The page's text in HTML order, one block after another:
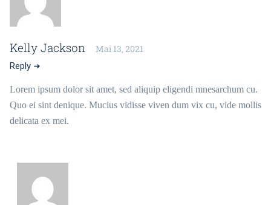
Kelly Jackson Mai 13, 2021
Reply
Lorem ipsum dolor sit amet, sed aliquip eligendi mnesarchum cu.
Quo ei sint denique. Mucius vidisse viven dum vix cu, vide mollis
delicata ex mei.